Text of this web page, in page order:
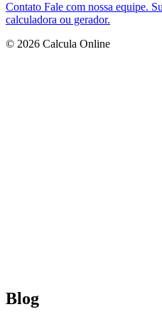
Contato Fale com nossa equipe.
calculadora ou gerador.
© 2026 Calcula Online
Blog